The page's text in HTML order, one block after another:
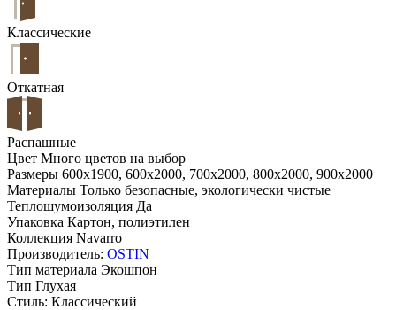
Классические
Откатная
Распашные
Цвет Много цветов на выбор
Размеры 600x1900, 600x2000, 700x2000, 800x2000, 900x2000
Материалы Только безопасные, экологически чистые
Теплошумоизоляция Да
Упаковка Картон, полиэтилен
Коллекция Navarro
Производитель: OSTIN
Тип материала Экошпон
Тип Глухая
Стиль: Классический